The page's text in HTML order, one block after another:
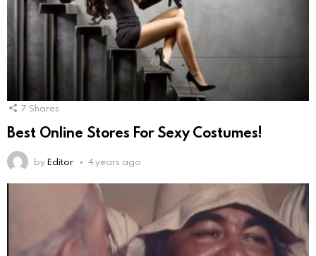
7 Shares
Best Online Stores For Sexy Costumes!
byEditor 4 years ago